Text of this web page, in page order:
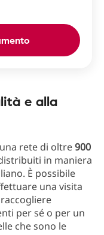
e alla
rete di oltre900
in maniera
È possibile
una visita
per sé o per un
che sono le